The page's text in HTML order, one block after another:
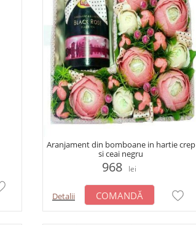
Aranjament din bomboane in hartie crep
si ceai negru
968 lei
Detalii COMANDĂ